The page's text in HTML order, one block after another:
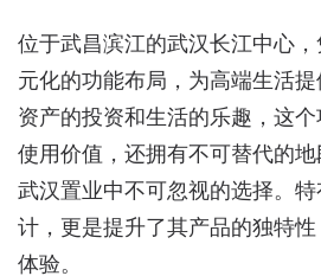
位于武昌滨江的武汉长江中心
元化的功能布局，为高端生活
资产的投资和生活的乐趣，这
使用价值，还拥有不可替代的
武汉置业中不可忽视的选择。
计，更是提升了其产品的独特
体验。